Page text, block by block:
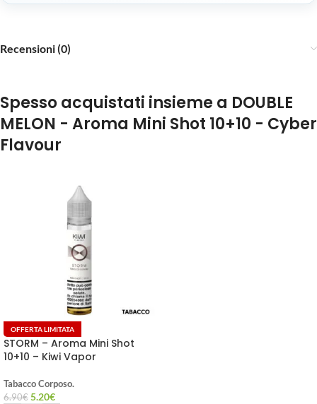
Recensioni (0)
Spesso acquistati insieme a DOUBLE
MELON - Aroma Mini Shot 10+10 - Cyber
Flavour
OFFERTA LIMITATA
STORM – Aroma Mini Shot
10+10 – Kiwi Vapor
Tabacco Corposo.
6.90€ 5.20€